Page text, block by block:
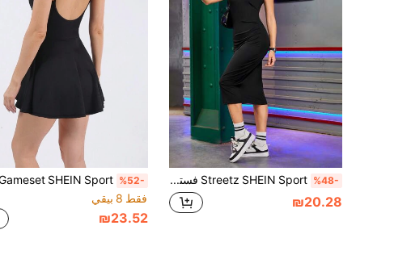
%48- Streetz SHEIN Sport فستان رياضي كاجوال طويل أسود للنساء
₪20.28
%52-
فقط 8 بيقي
₪23.52